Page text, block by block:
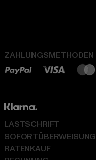
ZAHLUNGSMETHODEN
LASTSCHRIFT
SOFORTÜBERWEISUNG
RATENKAUF